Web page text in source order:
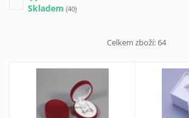
Skladem (40)
Celkem zboží:64